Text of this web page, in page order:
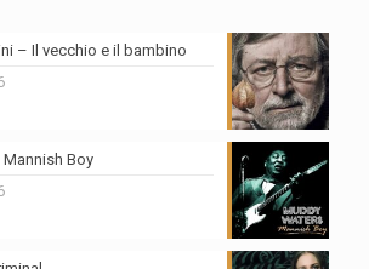
– Il vecchio e il bambino
Boy